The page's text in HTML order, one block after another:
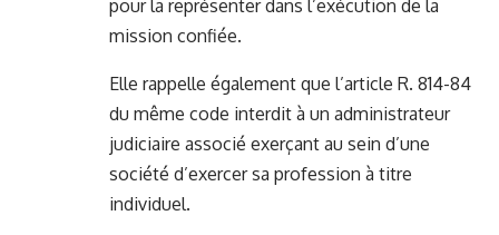
pour la représenter dans l’exécution de la
mission confiée.
Elle rappelle également que l’article R. 814-84
du même code interdit à un administrateur
judiciaire associé exerçant au sein d’une
société d’exercer sa profession à titre
individuel.